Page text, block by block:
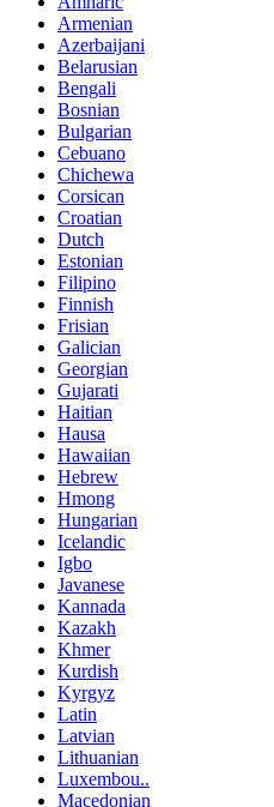
Armenian
Azerbaijani
Belarusian
Bengali
Bosnian
Bulgarian
Cebuano
Chichewa
Corsican
Croatian
Dutch
Estonian
Filipino
Finnish
Frisian
Galician
Georgian
Gujarati
Haitian
Hausa
Hawaiian
Hebrew
Hmong
Hungarian
Icelandic
Igbo
Javanese
Kannada
Kazakh
Khmer
Kurdish
Kyrgyz
Latin
Latvian
Lithuanian
Luxembou..
Macedonian